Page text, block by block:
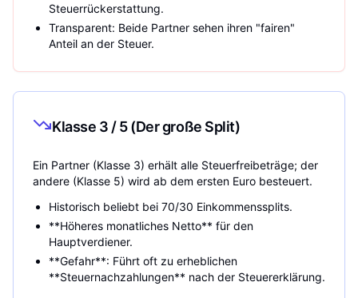
Steuerrückerstattung.
Transparent: Beide Partner sehen ihren "fairen"
Anteil an der Steuer.
Klasse 3 / 5 (Der große Split)
Ein Partner (Klasse 3) erhält alle Steuerfreibeträge; der
andere (Klasse 5) wird ab dem ersten Euro besteuert.
Historisch beliebt bei 70/30 Einkommenssplits.
**Höheres monatliches Netto** für den
Hauptverdiener.
**Gefahr**: Führt oft zu erheblichen
**Steuernachzahlungen** nach der Steuererklärung.